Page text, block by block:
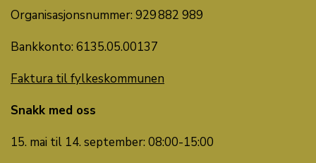
Organisasjonsnummer: 929 882 989
Bankkonto: 6135.05.00137
Faktura til fylkeskommunen
Snakk med oss
15. mai til 14. september: 08:00-15:00